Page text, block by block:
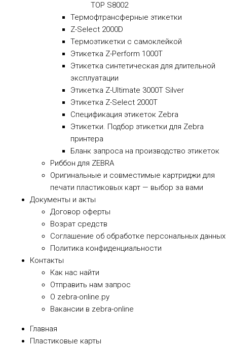
TOP S8002
Термофтрансферные этикетки
Z-Select 2000D
Термоэтикетки с самоклейкой
Этикетка Z-Perform 1000T
Этикетка синтетическая для длительной
эксплуатации
Этикетка Z-Ultimate 3000T Silver
Этикетка Z-Select 2000T
Спецификация этикеток Zebra
Этикетки. Подбор этикетки для Zebra
принтера
Бланк запроса на производство этикеток
Риббон для ZEBRA
Оригинальные и совместимые картриджи для
печати пластиковых карт — выбор за вами
Документы и акты
​Договор оферты
Возрат средств
Соглашение об обработке персональных данных
Политика конфиденциальности
Контакты
Как нас найти
Отправить нам запрос
О zebra-online.ру
Вакансии в zebra-online
Главная
Пластиковые карты